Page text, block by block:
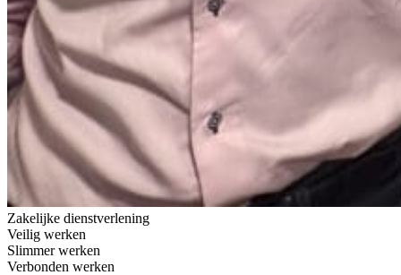
Zakelijke dienstverlening
Veilig werken
Slimmer werken
Verbonden werken